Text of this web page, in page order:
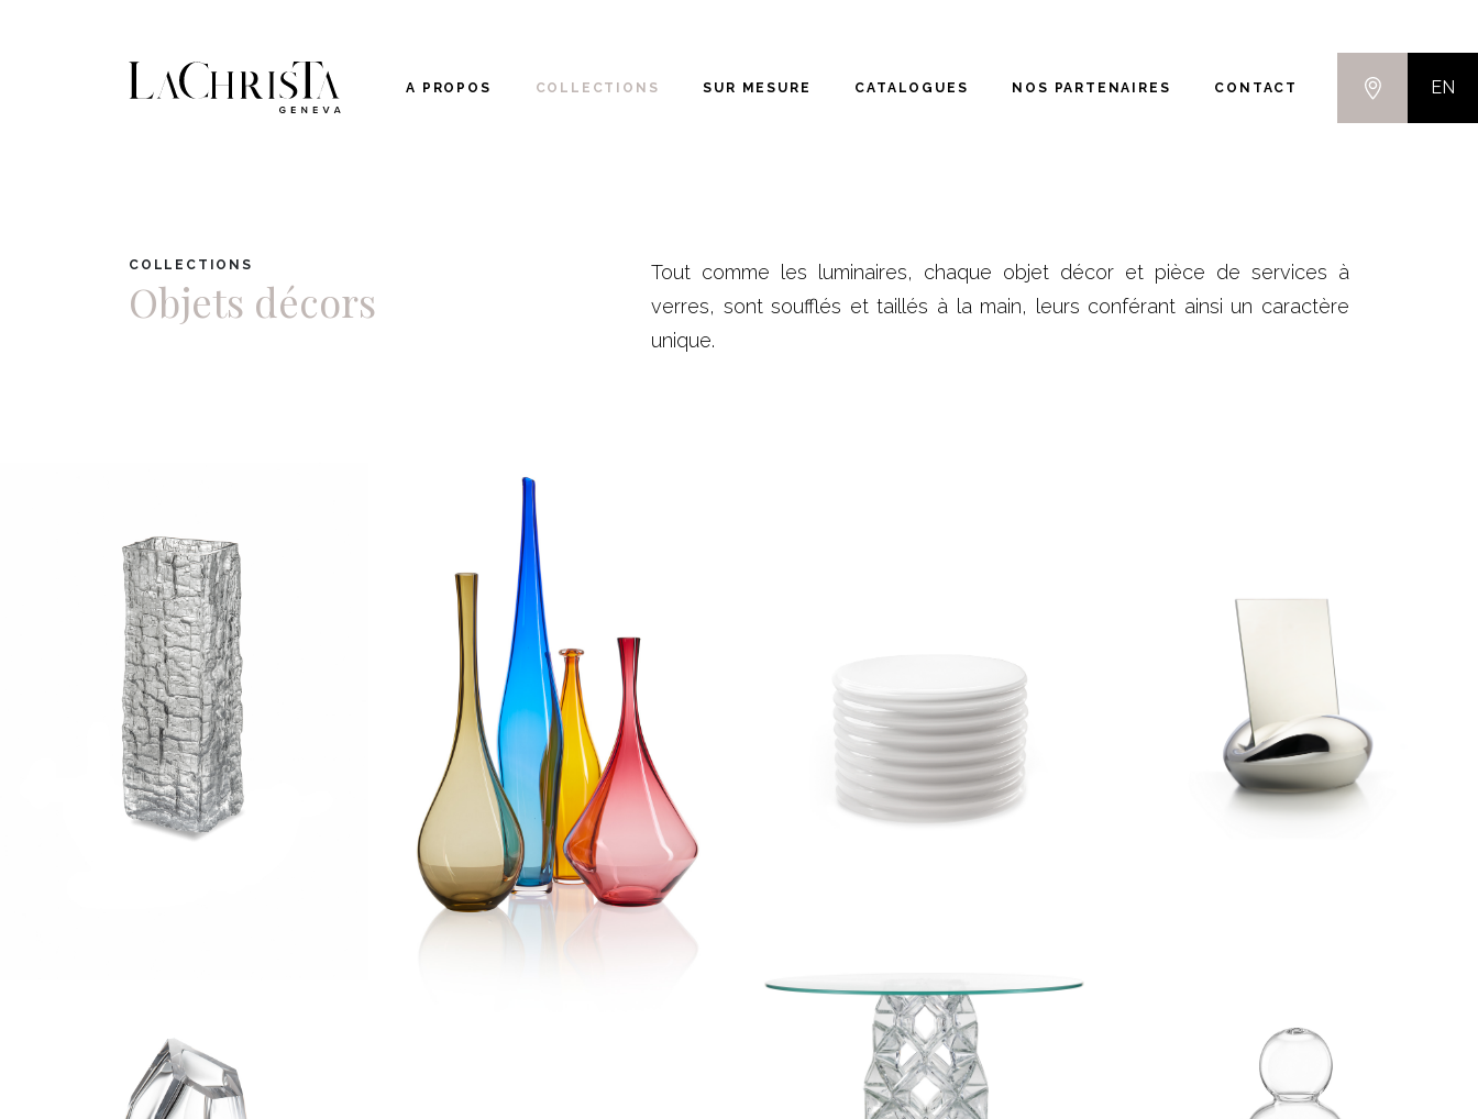
EN
A PROPOS COLLECTIONS SUR MESURE CATALOGUES NOS PARTENAIRES CONTACT
COLLECTIONS
Objets décors
Tout comme les luminaires, chaque objet décor et pièce de services à
verres, sont soufflés et taillés à la main, leurs conférant ainsi un caractère
unique.